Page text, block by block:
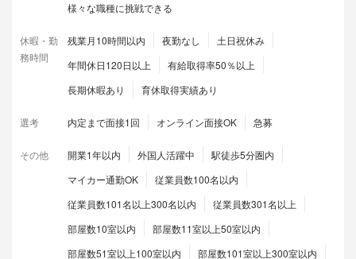
様々な職種に挑戦できる
休暇・勤
務時間
残業月10時間以内 夜勤なし
土日祝休み
年間休日120日以上
有給取得率50％以上
長期休暇あり
育休取得実績あり
選考 内定まで面接1回 オンライン面接OK 急募
その他 開業1年以内 外国人活躍中
駅徒歩5分圏内
マイカー通勤OK
従業員数100名以内
従業員数101名以上300名以内
従業員数301名以上
部屋数10室以内
部屋数11室以上50室以内
部屋数51室以上100室以内
部屋数101室以上300室以内